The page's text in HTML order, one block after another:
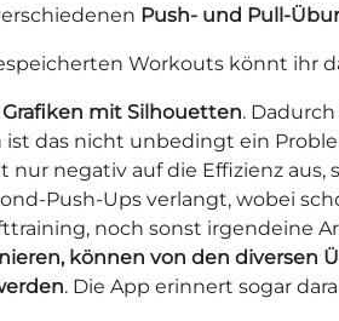
Push- und Pull-
Workouts könnt ihr
Grafiken mit Silhouetten.
das nicht unbedingt ein
negativ auf die Effizienz
Push-Ups verlangt, wobei
noch sonst irgendeine
können von den
. Die App erinnert sogar